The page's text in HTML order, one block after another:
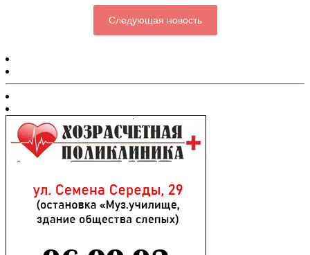
Следующая новость